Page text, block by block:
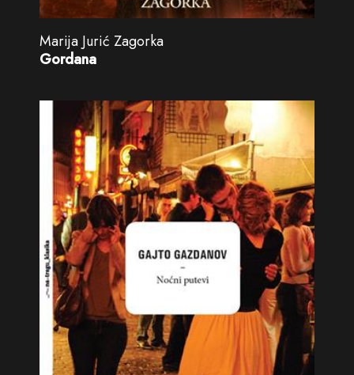
Marija Jurić Zagorka
Gordana